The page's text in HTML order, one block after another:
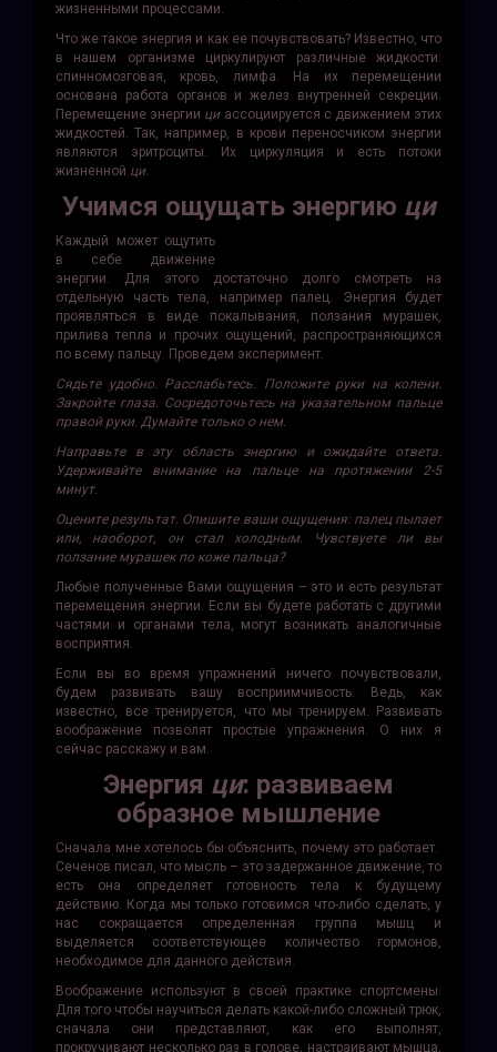
жизненными процессами.
Что же такое энергия и как ее почувствовать? Известно, что
в нашем организме циркулируют различные жидкости:
спинномозговая, кровь, лимфа. На их перемещении
основана работа органов и желез внутренней секреции.
Перемещение энергии циассоциируется с движением этих
жидкостей. Так, например, в крови переносчиком энергии
являются эритроциты. Их циркуляция и есть потоки
жизненной ци.
Учимся ощущать энергию ци
Каждый может ощутить
в себе движение
энергии. Для этого достаточно долго смотреть на
отдельную часть тела, например палец. Энергия будет
проявляться в виде покалывания, ползания мурашек,
прилива тепла и прочих ощущений, распространяющихся
по всему пальцу. Проведем эксперимент.
Сядьте удобно. Расслабьтесь. Положите руки на колени.
Закройте глаза. Сосредоточьтесь на указательном пальце
правой руки. Думайте только о нем.
Направьте в эту область энергию и ожидайте ответа.
Удерживайте внимание на пальце на протяжении 2-5
минут.
Оцените результат. Опишите ваши ощущения: палец пылает
или, наоборот, он стал холодным. Чувствуете ли вы
ползание мурашек по коже пальца?
Любые полученные Вами ощущения – это и есть результат
перемещения энергии. Если вы будете работать с другими
частями и органами тела, могут возникать аналогичные
восприятия.
Если вы во время упражнений ничего почувствовали,
будем развивать вашу восприимчивость. Ведь, как
известно, все тренируется, что мы тренируем. Развивать
воображение позволят простые упражнения. О них я
сейчас расскажу и вам.
Энергия ци: развиваем
образное мышление
Сначала мне хотелось бы объяснить, почему это работает.
Сеченов писал, что мысль – это задержанное движе­ние, то
есть она определяет готовность тела к будущему
действию. Когда мы только готовимся что-либо сделать, у
нас сокращается определенная группа мышц и
выделяется соответствующее количество гормо­нов,
необходимое для данного действия.
Воображение используют в своей практике спортсмены.
Для того чтобы научиться делать какой-либо сложный трюк,
сначала они представляют, как его выполнят,
прокручивают несколько раз в голове, настраивают мышца,